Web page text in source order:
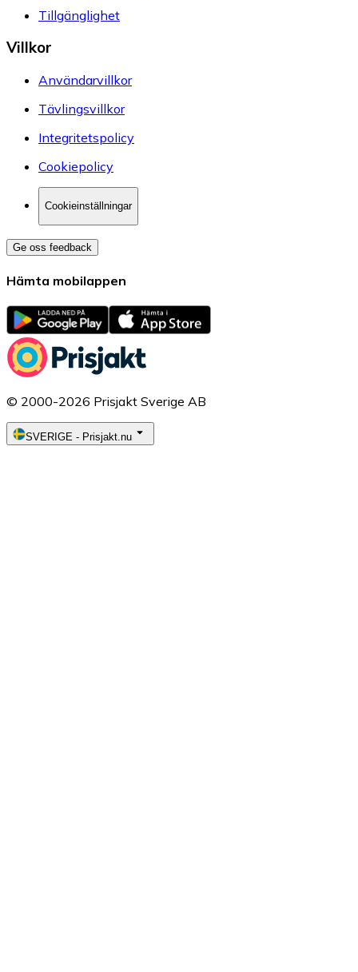
Tillgänglighet
Villkor
Användarvillkor
Tävlingsvillkor
Integritetspolicy
Cookiepolicy
Cookieinställningar
Ge oss feedback
Hämta mobilappen
© 2000-2026 Prisjakt Sverige AB
SVERIGE - Prisjakt.nu